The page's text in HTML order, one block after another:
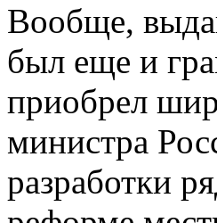
Вообще,
был еще и
приобрел
министра
разработки